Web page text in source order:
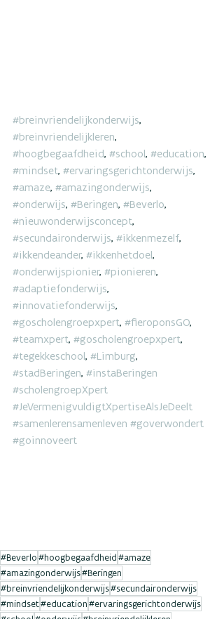
#breinvriendelijkonderwijs,
#breinvriendelijkleren,
#hoogbegaafdheid, #school, #education,
#mindset, #ervaringsgerichtonderwijs,
#amaze, #amazingonderwijs,
#onderwijs, #Beringen, #Beverlo,
#nieuwonderwijsconcept,
#secundaironderwijs, #ikkenmezelf,
#ikkendeander, #ikkenhetdoel,
#onderwijspionier, #pionieren,
#adaptiefonderwijs,
#innovatiefonderwijs,
#goscholengroepxpert, #fieroponsGO,
#teamxpert, #goscholengroepxpert,
#tegekkeschool, #Limburg,
#stadBeringen, #instaBeringen
#scholengroepXpert
#JeVermenigvuldigtXpertiseAlsJeDeelt
#samenlerensamenleven #goverwondert
#goinnoveert
#Beverlo#hoogbegaafdheid#amaze
#amazingonderwijs#Beringen
#breinvriendelijkonderwijs#secundaironderwijs
#mindset#education#ervaringsgerichtonderwijs